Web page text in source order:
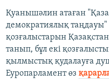
Қуанышәлин атаған
демократиялық
қозғалыстарын
танып, бұл екі
қылмыстық қудалауға
Еуропарламент өз